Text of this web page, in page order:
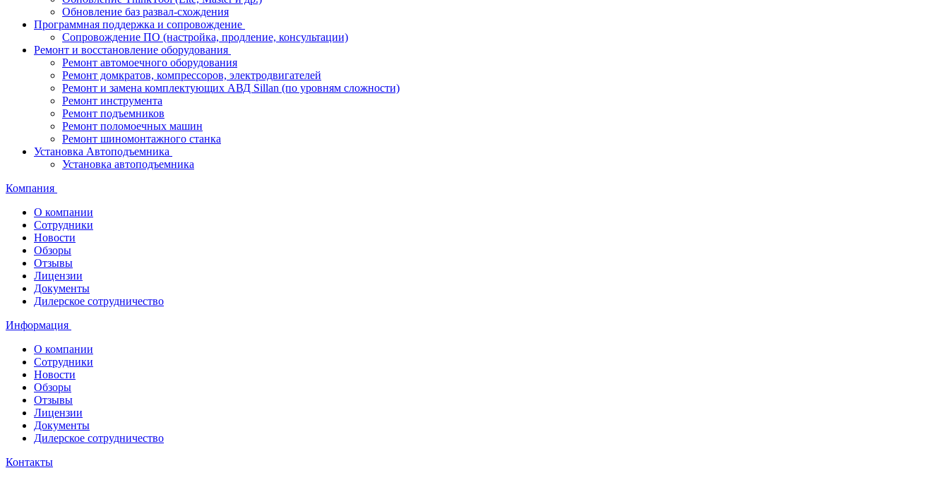
Обновление баз развал-схождения
Программная поддержка и сопровождение
Сопровождение ПО (настройка, продление, консультации)
Ремонт и восстановление оборудования
Ремонт автомоечного оборудования
Ремонт домкратов, компрессоров, электродвигателей
Ремонт и замена комплектующих АВД Sillan (по уровням сложности)
Ремонт инструмента
Ремонт подъемников
Ремонт поломоечных машин
Ремонт шиномонтажного станка
Установка Автоподъемника
Установка автоподъемника
Компания
О компании
Сотрудники
Новости
Обзоры
Отзывы
Лицензии
Документы
Дилерское сотрудничество
Информация
О компании
Сотрудники
Новости
Обзоры
Отзывы
Лицензии
Документы
Дилерское сотрудничество
Контакты